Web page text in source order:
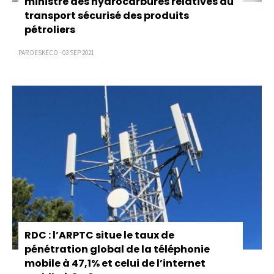
transport sécurisé des produits
pétroliers
PAR DESKECO - 03 SEP 2021
RDC : l’ARPTC situe le taux de
pénétration global de la téléphonie
mobile à 47,1% et celui de l’internet